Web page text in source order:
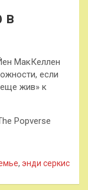
в
МакКеллен
если
еще жив» к
Popverse
, энди серкис